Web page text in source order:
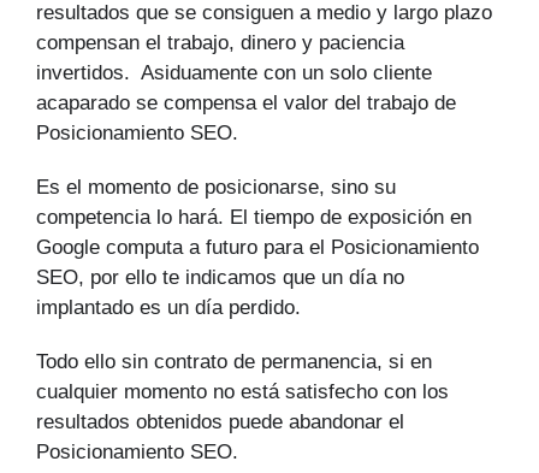
resultados que se consiguen a medio y largo plazo
compensan el trabajo, dinero y paciencia
invertidos. Asiduamente con un solo cliente
acaparado se compensa el valor del trabajo de
Posicionamiento SEO.
Es el momento de posicionarse, sino su
competencia lo hará. El tiempo de exposición en
Google computa a futuro para el Posicionamiento
SEO, por ello te indicamos que un día no
implantado es un día perdido.
Todo ello sin contrato de permanencia, si en
cualquier momento no está satisfecho con los
resultados obtenidos puede abandonar el
Posicionamiento SEO.